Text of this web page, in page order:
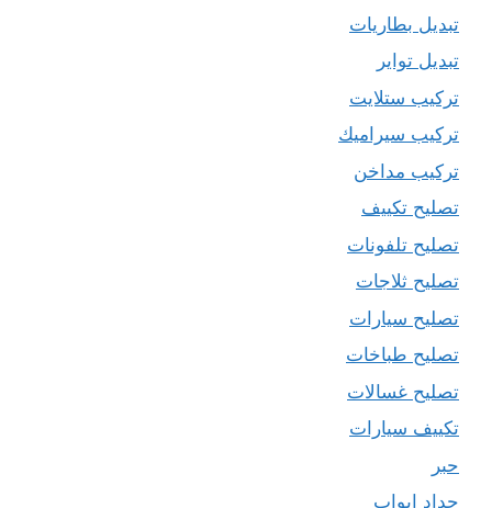
تبديل بطاريات
تبديل تواير
تركيب ستلايت
تركيب سيراميك
تركيب مداخن
تصليح تكييف
تصليح تلفونات
تصليح ثلاجات
تصليح سيارات
تصليح طباخات
تصليح غسالات
تكييف سيارات
حبر
حداد ابواب